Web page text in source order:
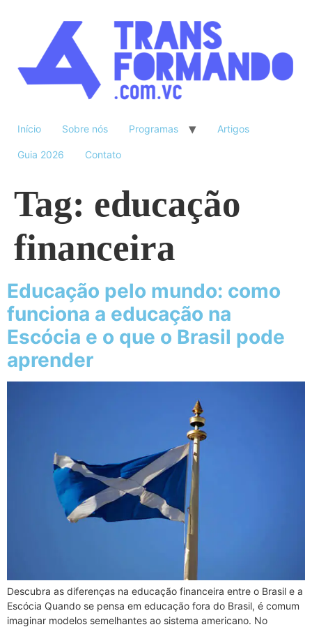
Início Sobre nós Programas Artigos
Guia 2026 Contato
Tag: educação
financeira
Educação pelo mundo: como
funciona a educação na
Escócia e o que o Brasil pode
aprender
Descubra as diferenças na educação financeira entre o Brasil e a
Escócia Quando se pensa em educação fora do Brasil, é comum
imaginar modelos semelhantes ao sistema americano. No